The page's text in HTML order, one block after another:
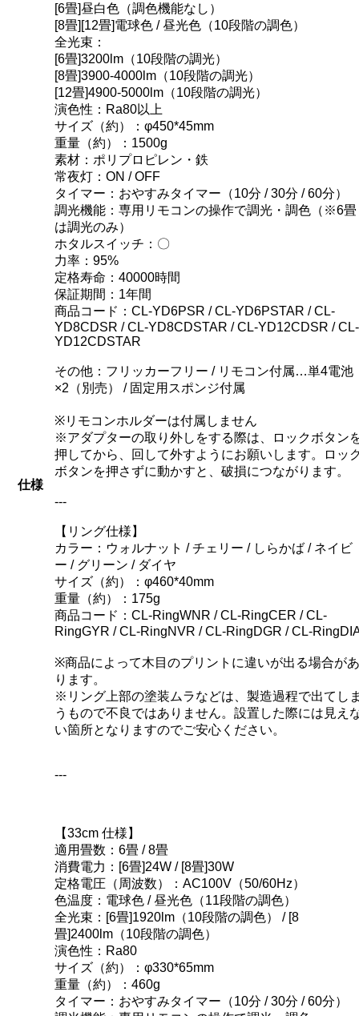
仕様
[6畳]昼白色（調色機能なし）
[8畳][12畳]電球色 / 昼光色（10段階の調色）
全光束：
[6畳]3200lm（10段階の調光）
[8畳]3900-4000lm（10段階の調光）
[12畳]4900-5000lm（10段階の調光）
演色性：Ra80以上
サイズ（約）：φ450*45mm
重量（約）：1500g
素材：ポリプロピレン・鉄
常夜灯：ON / OFF
タイマー：おやすみタイマー（10分 / 30分 / 60分）
調光機能：専用リモコンの操作で調光・調色（※6畳
は調光のみ）
ホタルスイッチ：〇
力率：95%
定格寿命：40000時間
保証期間：1年間
商品コード：CL-YD6PSR / CL-YD6PSTAR / CL-
YD8CDSR / CL-YD8CDSTAR / CL-YD12CDSR / CL-
YD12CDSTAR
その他：フリッカーフリー / リモコン付属…単4電池
×2（別売） / 固定用スポンジ付属
※リモコンホルダーは付属しません
※アダプターの取り外しをする際は、ロックボタン
押してから、回して外すようにお願いします。ロッ
ボタンを押さずに動かすと、破損につながります。
---
【リング仕様】
カラー：ウォルナット / チェリー / しらかば / ネイビ
ー / グリーン / ダイヤ
サイズ（約）：φ460*40mm
重量（約）：175g
商品コード：CL-RingWNR / CL-RingCER / CL-
RingGYR / CL-RingNVR / CL-RingDGR / CL-
※商品によって木目のプリントに違いが出る場合があ
ります。
※リング上部の塗装ムラなどは、製造過程で出てし
うもので不良ではありません。設置した際には見え
い箇所となりますのでご安心ください。
---
【33cm 仕様】
適用畳数：6畳 / 8畳
消費電力：[6畳]24W / [8畳]30W
定格電圧（周波数）：AC100V（50/60Hz）
色温度：電球色 / 昼光色（11段階の調色）
全光束：[6畳]1920lm（10段階の調色） / [8
畳]2400lm（10段階の調色）
演色性：Ra80
サイズ（約）：φ330*65mm
重量（約）：460g
タイマー：おやすみタイマー（10分 / 30分 / 60分）